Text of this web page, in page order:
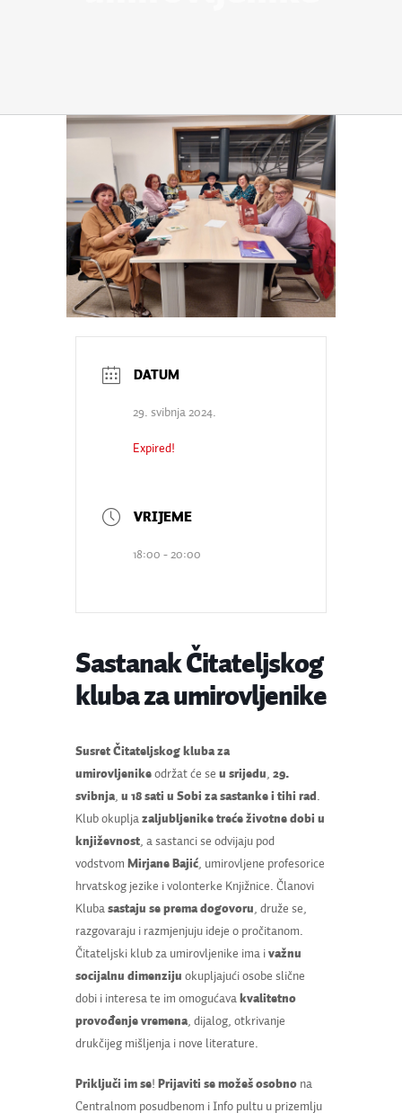
29. svibnja 2024.
Expired!
18:00 - 20:00
Sastanak Čitateljskog
kluba za umirovljenike
Susret Čitateljskog kluba za
umirovljenikeodržat će se u srijedu, 29.
svibnja, u 18 sati u Sobi za sastanke i tihi rad .
Klub okupljazaljubljenike treće životne dobi u
književnost, a sastanci se odvijaju pod
vodstvom Mirjane Bajić, umirovljene profesorice
hrvatskog jezike i volonterke Knjižnice. Članovi
Kluba sastaju se prema dogovoru, druže se,
razgovaraju i razmjenjuju ideje o pročitanom.
Čitateljski klub za umirovljenike ima i važnu
socijalnu dimenziju okupljajući osobe slične
dobi i interesa te im omogućava kvalitetno
provođenje vremena, dijalog, otkrivanje
drukčijeg mišljenja i nove literature.
Priključi im se! Prijaviti se možeš osobnona
Centralnom posudbenom i Info pultu u prizemlju